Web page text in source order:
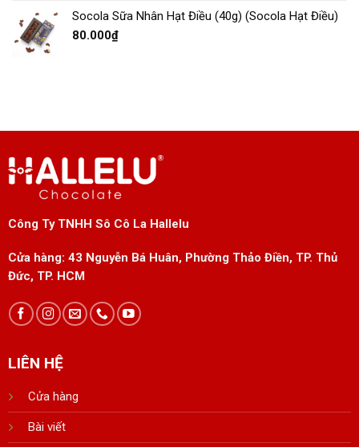
Socola Sữa Nhân Hạt Điều (40g) (Socola Hạt Điều)
80.000₫
Công Ty TNHH Sô Cô La Hallelu
Cửa hàng: 43 Nguyễn Bá Huân, Phường Thảo Điền, TP. Thủ
Đức, TP. HCM
LIÊN HỆ
Cửa hàng
Bài viết